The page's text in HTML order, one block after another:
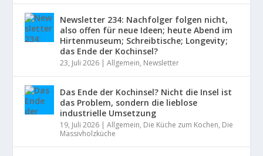
Newsletter 234: Nachfolger folgen nicht,
also offen für neue Ideen; heute Abend im
Hirtenmuseum; Schreibtische; Longevity;
das Ende der Kochinsel?
23, Juli 2026 |Allgemein, Newsletter
Das Ende der Kochinsel? Nicht die Insel ist
das Problem, sondern die lieblose
industrielle Umsetzung
19, Juli 2026 |Allgemein, Die Küche zum Kochen, Die
Massivholzküche